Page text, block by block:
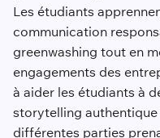
Les étudiants
communication
greenwashing tout en
engagements des
à aider les étudiants à
storytelling
différentes parties